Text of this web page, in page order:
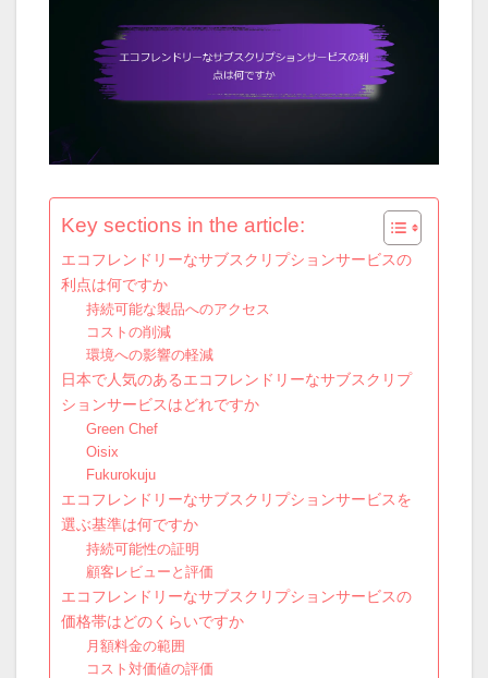
Key sections in the article:
エコフレンドリーなサブスクリプションサービスの
利点は何ですか
持続可能な製品へのアクセス
コストの削減
環境への影響の軽減
日本で人気のあるエコフレンドリーなサブスクリプ
ションサービスはどれですか
Green Chef
Oisix
Fukurokuju
エコフレンドリーなサブスクリプションサービスを
選ぶ基準は何ですか
持続可能性の証明
顧客レビューと評価
エコフレンドリーなサブスクリプションサービスの
価格帯はどのくらいですか
月額料金の範囲
コスト対価値の評価